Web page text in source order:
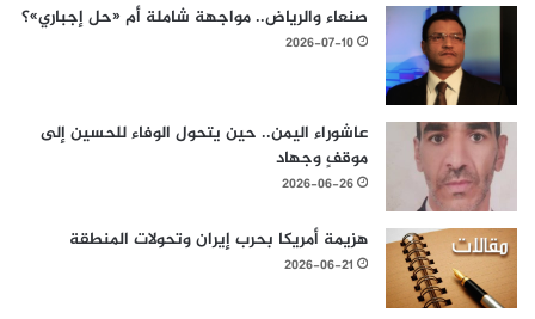
صنعاء والرياض.. مواجهة شاملة أم «حل إجباري»؟
2026-07-10
عاشوراء اليمن.. حين يتحول الوفاء للحسين إلى
موقفٍ وجهاد
2026-06-26
هزيمة أمريكا بحرب إيران وتحولات المنطقة
2026-06-21